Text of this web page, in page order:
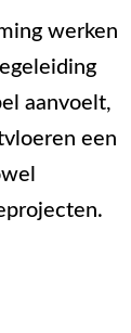
werken
aanvoelt,
een